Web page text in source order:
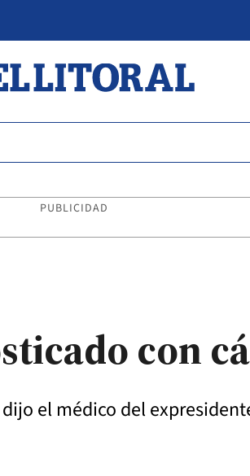
PUBLICIDAD
con
el médico del